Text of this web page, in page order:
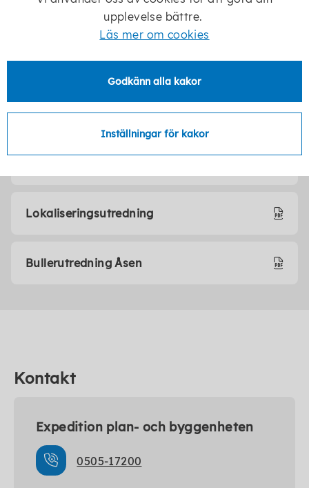
Samrådsredogörelse
Beslut - 2024000071 - BN - § 68.pdf
Miljöteknisk markutredning Åsen
Lokaliseringsutredning
Bullerutredning Åsen
Kontakt
Expedition plan- och byggenheten
0505-17200
upplevelse bättre.
Läs mer om cookies
Godkänn alla kakor
Inställningar för kakor